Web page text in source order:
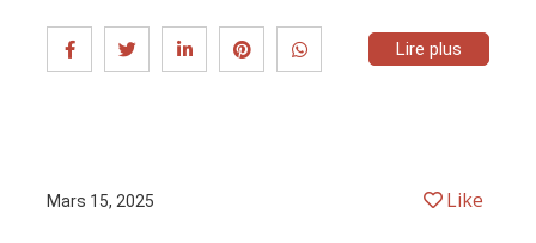
Lire plus
Mars 15, 2025 Like